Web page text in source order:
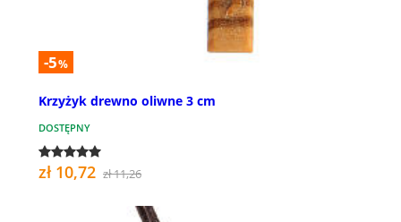
-5%
Krzyżyk drewno oliwne 3 cm
DOSTĘPNY
zł 10,72 zł 11,26